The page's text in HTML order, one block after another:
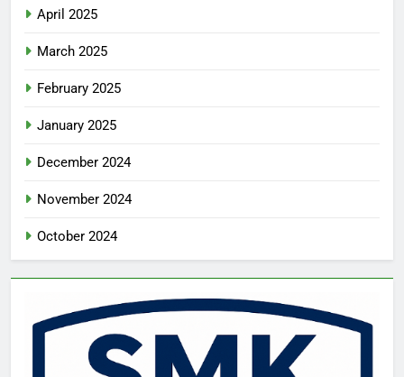
April 2025
March 2025
February 2025
January 2025
December 2024
November 2024
October 2024